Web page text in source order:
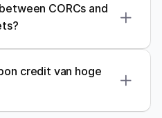
CORCs and
credit van hoge
Gold Standard
Plan